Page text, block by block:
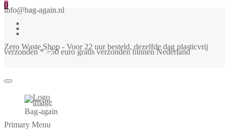
0
info@bag-again.nl
Zero Waste Shop - Voor 22 uur besteld, dezelfde dag plasticvrij
verzonden * >50 euro gratis verzonden binnen Nederland
Bag-again
Primary Menu